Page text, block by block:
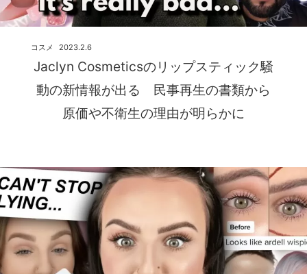
Jaclyn Cosmeticsのリップスティック騒
動の新情報が出る 民事再生の書類から
原価や不衛生の理由が明らかに
2023.2.6
コスメ